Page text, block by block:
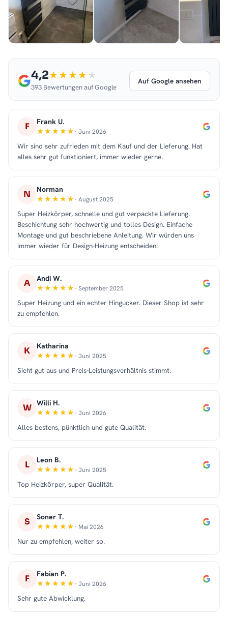
4,2
393 Bewertungen auf Google
Auf Google ansehen
F Frank U.
· Juni 2026
Wir sind sehr zufrieden mit dem Kauf und der Lieferung. Hat
alles sehr gut funktioniert, immer wieder gerne.
N Norman
· August 2025
Super Heizkörper, schnelle und gut verpackte Lieferung.
Beschichtung sehr hochwertig und tolles Design. Einfache
Montage und gut beschriebene Anleitung. Wir würden uns
immer wieder für Design-Heizung entscheiden!
A Andi W.
· September 2025
Super Heizung und ein echter Hingucker. Dieser Shop ist sehr
zu empfehlen.
K Katharina
· Juni 2025
Sieht gut aus und Preis-Leistungsverhältnis stimmt.
W Willi H.
· Juni 2026
Alles bestens, pünktlich und gute Qualität.
L Leon B.
· Juni 2025
Top Heizkörper, super Qualität.
S Soner T.
· Mai 2026
Nur zu empfehlen, weiter so.
F Fabian P.
· Juni 2026
Sehr gute Abwicklung.